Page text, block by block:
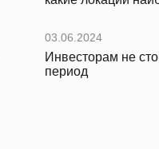
03.06.2024
Инвесторам не
период